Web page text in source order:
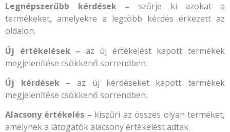
Legnépszerűbb kérdések –szűrje ki azokat a
termékeket, amelyekre a legtöbb kérdés érkezett az
oldalon.
Új értékelések – az új értékelést kapott termékek
megjelenítése csökkenő sorrendben.
Új kérdések –az új kérdéseket kapott termékek
megjelenítése csökkenő sorrendben.
Alacsony értékelés – kiszűri az összes olyan terméket,
amelynek a látogatók alacsony értékelést adtak.